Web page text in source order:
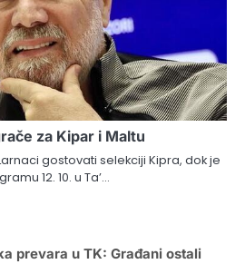
za Kipar i Maltu
gostovati selekciji Kipra, dok je
12. 10. u Ta’…
prevara u TK: Građani ostali